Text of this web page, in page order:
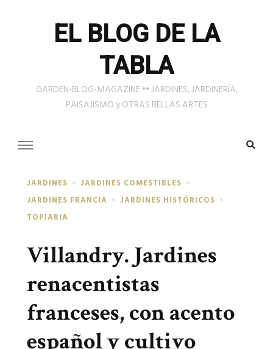
EL BLOG DE LA
TABLA
GARDEN-BLOG-MAGAZINE •• JARDINES, JARDINERÍA,
PAISAJISMO y OTRAS BELLAS ARTES
JARDINES
JARDINES COMESTIBLES
JARDINES FRANCIA
JARDINES HISTÓRICOS
TOPIARIA
Villandry. Jardines
renacentistas
franceses, con acento
español y cultivo